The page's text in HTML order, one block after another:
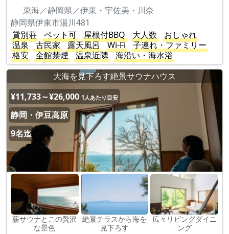
東海／静岡県／伊東・宇佐美・川奈
静岡県伊東市湯川481
貸別荘
ペット可 屋根付BBQ 大人数
おしゃれ
温泉
古民家 露天風呂 Wi-Fi
子連れ・ファミリー
格安
全館禁煙 温泉近隣
海沿い・海水浴
大海を見下ろす絶景サウナハウス
¥11,733～¥26,000 1人あたり目安
静岡・伊豆高原
9名迄
薪サウナとこの贅沢
な景色
絶景テラスから海を
見下ろす
広々リビングダイニ
ング